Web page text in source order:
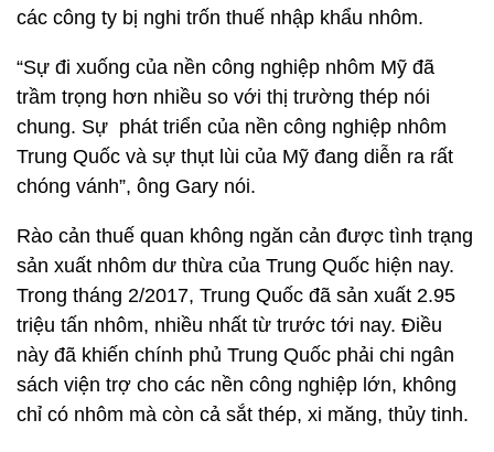
các công ty bị nghi trốn thuế nhập khẩu nhôm.
“Sự đi xuống của nền công nghiệp nhôm Mỹ đã
trầm trọng hơn nhiều so với thị trường thép nói
chung. Sự phát triển của nền công nghiệp nhôm
Trung Quốc và sự thụt lùi của Mỹ đang diễn ra rất
chóng vánh”, ông Gary nói.
Rào cản thuế quan không ngăn cản được tình trạng
sản xuất nhôm dư thừa của Trung Quốc hiện nay.
Trong tháng 2/2017, Trung Quốc đã sản xuất 2.95
triệu tấn nhôm, nhiều nhất từ trước tới nay. Điều
này đã khiến chính phủ Trung Quốc phải chi ngân
sách viện trợ cho các nền công nghiệp lớn, không
chỉ có nhôm mà còn cả sắt thép, xi măng, thủy tinh.